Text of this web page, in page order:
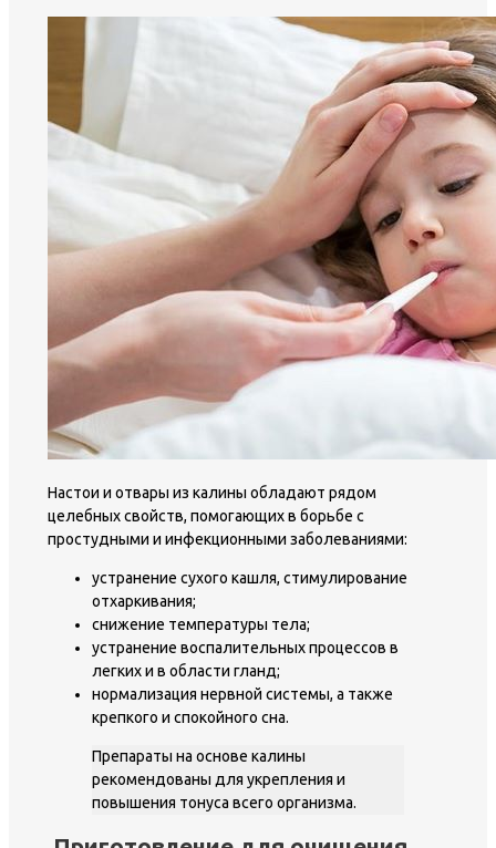
Настои и отвары из калины обладают рядом
целебных свойств, помогающих в борьбе с
простудными и инфекционными заболеваниями:
устранение сухого кашля, стимулирование
отхаркивания;
снижение температуры тела;
устранение воспалительных процессов в
легких и в области гланд;
нормализация нервной системы, а также
крепкого и спокойного сна.
Препараты на основе калины
рекомендованы для укрепления и
повышения тонуса всего организма.